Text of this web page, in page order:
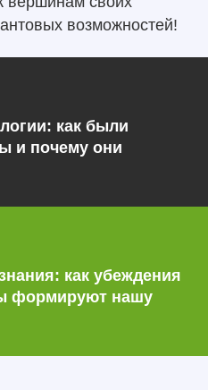
возможностей!
как были
и почему они
как убеждения
формируют нашу